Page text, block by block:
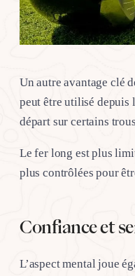
Un autre avantage clé
peut être utilisé depuis
départ sur certains
Le fer long est plus
plus contrôlées pour
Confiance et
L’aspect mental joue